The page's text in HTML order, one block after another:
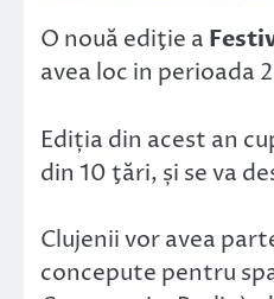
O nouă ediţie a
avea loc in perioada
Ediția din acest an
din 10 ţări, și se va
Clujenii vor avea
concepute pentru